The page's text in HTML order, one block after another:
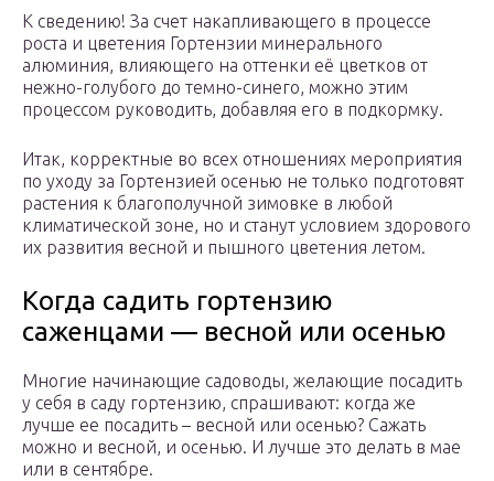
К сведению! За счет накапливающего в процессе
роста и цветения Гортензии минерального
алюминия, влияющего на оттенки её цветков от
нежно-голубого до темно-синего, можно этим
процессом руководить, добавляя его в подкормку.
Итак, корректные во всех отношениях мероприятия
по уходу за Гортензией осенью не только подготовят
растения к благополучной зимовке в любой
климатической зоне, но и станут условием здорового
их развития весной и пышного цветения летом.
Когда садить гортензию
саженцами — весной или осенью
Многие начинающие садоводы, желающие посадить
у себя в саду гортензию, спрашивают: когда же
лучше ее посадить – весной или осенью? Сажать
можно и весной, и осенью. И лучше это делать в мае
или в сентябре.